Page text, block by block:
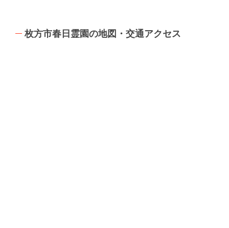
枚方市春日霊園の地図・交通アクセス